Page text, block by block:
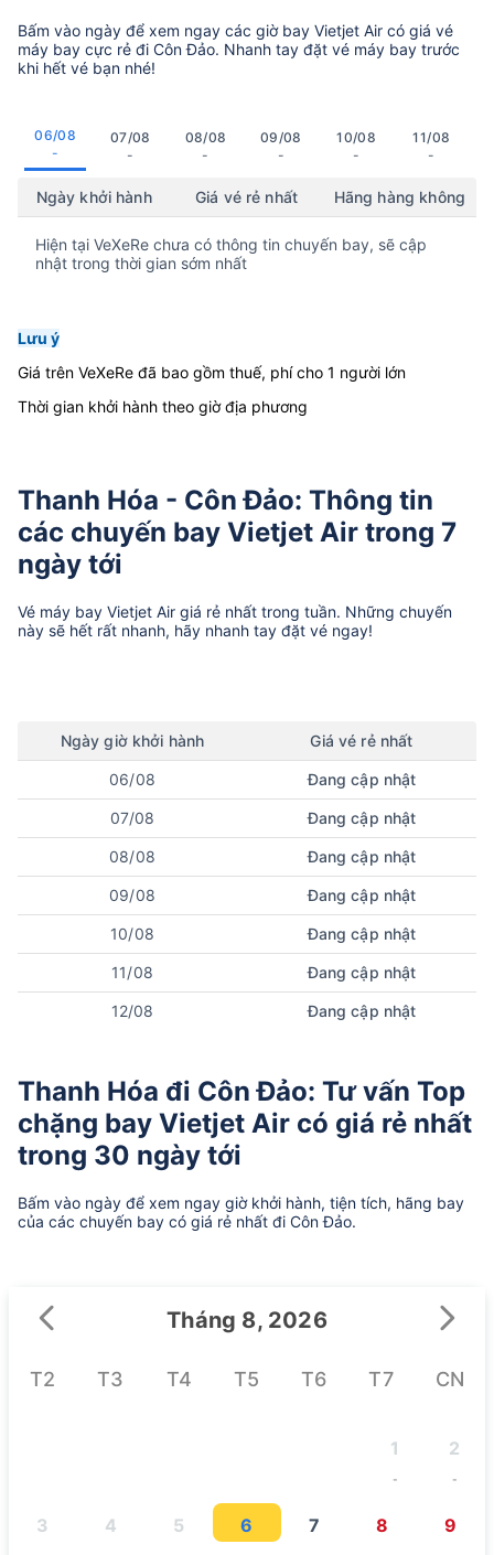
Bấm vào ngày để xem ngay các giờ bay Vietjet Air có giá vé
máy bay cực rẻ đi Côn Đảo. Nhanh tay đặt vé máy bay trước
khi hết vé bạn nhé!
06/08
-
07/08
-
08/08
-
09/08
-
10/08
-
11/08
-
Ngày khởi hành Giá vé rẻ nhất Hãng hàng không
Hiện tại VeXeRe chưa có thông tin chuyến bay, sẽ cập
nhật trong thời gian sớm nhất
Lưu ý
Giá trên VeXeRe đã bao gồm thuế, phí cho 1 người lớn
Thời gian khởi hành theo giờ địa phương
Thanh Hóa - Côn Đảo: Thông tin
các chuyến bay Vietjet Air trong 7
ngày tới
Vé máy bay Vietjet Air giá rẻ nhất trong tuần. Những chuyến
này sẽ hết rất nhanh, hãy nhanh tay đặt vé ngay!
Ngày giờ khởi hành Giá vé rẻ nhất
06/08 Đang cập nhật
07/08 Đang cập nhật
08/08 Đang cập nhật
09/08 Đang cập nhật
10/08 Đang cập nhật
11/08 Đang cập nhật
12/08 Đang cập nhật
Thanh Hóa đi Côn Đảo: Tư vấn Top
chặng bay Vietjet Air có giá rẻ nhất
trong 30 ngày tới
Bấm vào ngày để xem ngay giờ khởi hành, tiện tích, hãng bay
của các chuyến bay có giá rẻ nhất đi Côn Đảo.
Tháng 8, 2026
T2 T3 T4 T5 T6 T7 CN
1
-
2
-
3 4 5 6 7 8 9